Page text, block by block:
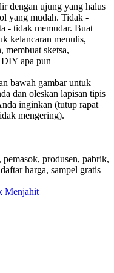
dengan ujung yang halus
yang mudah. Tidak -
- tidak memudar. Buat
kelancaran menulis,
membuat sketsa,
apa pun
bawah gambar untuk
dan oleskan lapisan tipis
inginkan (tutup rapat
mengering).
produsen, pabrik,
harga, sampel gratis
Menjahit